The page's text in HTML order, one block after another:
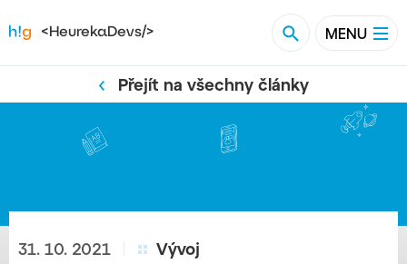
<HeurekaDevs/> Vyhledat na
Hledat
MENU
Přejít na všechny články
31. 10. 2021 Vývoj